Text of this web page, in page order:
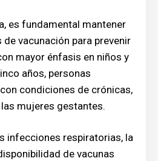
es fundamental mantener
vacunación para prevenir
mayor énfasis en niños y
años, personas
condiciones de crónicas,
mujeres gestantes.
infecciones respiratorias, la
de vacunas